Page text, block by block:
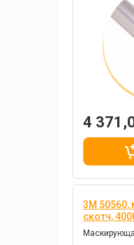
4
3M 50560,
скотч,